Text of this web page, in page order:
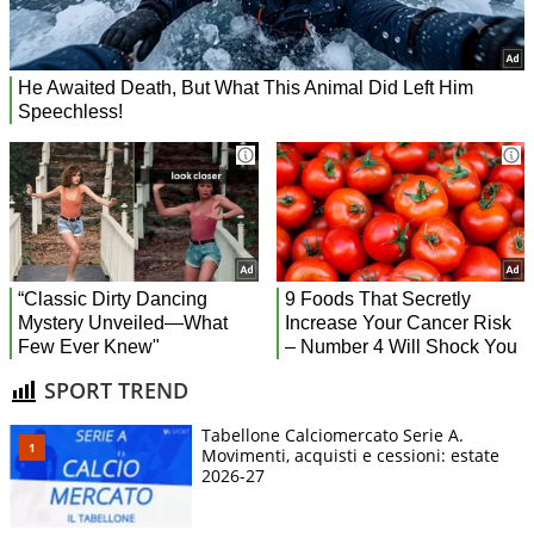
SPORT TREND
Tabellone Calciomercato Serie A.
Movimenti, acquisti e cessioni: estate
2026-27